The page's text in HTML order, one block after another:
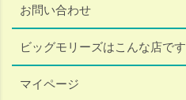
お問い合わせ
ビッグモリーズはこんな店です
マイページ